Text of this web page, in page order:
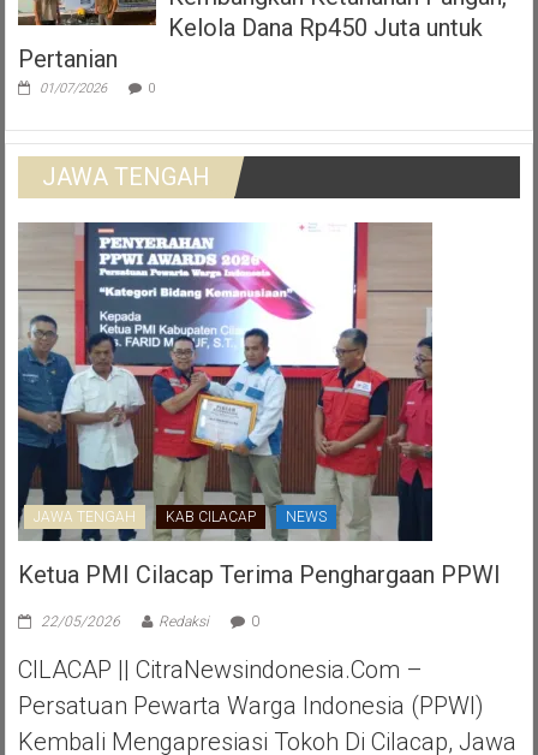
Kelola Dana Rp450 Juta untuk
Pertanian
01/07/2026 0
JAWA TENGAH
JAWA TENGAH KAB CILACAP NEWS
Ketua PMI Cilacap Terima Penghargaan PPWI
22/05/2026 Redaksi 0
CILACAP || CitraNewsindonesia.com –
Persatuan Pewarta Warga Indonesia (PPWI)
Kembali Mengapresiasi Tokoh Di Cilacap, Jawa